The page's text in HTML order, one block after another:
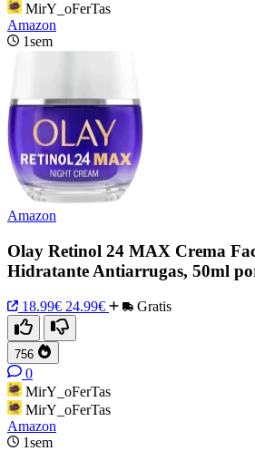
MirY_oFerTas
Amazon
1sem
Amazon
Olay Retinol 24 MAX Crema
Hidratante Antiarrugas, 50ml
18.99€ 24.99€ Gratis
756
0
MirY_oFerTas
MirY_oFerTas
Amazon
1sem